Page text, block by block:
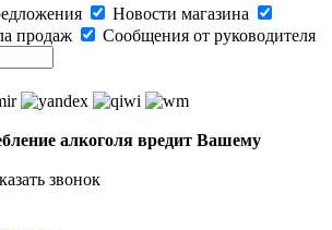
Новости магазина
продаж
Сообщения от руководителя
алкоголя вредит Вашему
звонок